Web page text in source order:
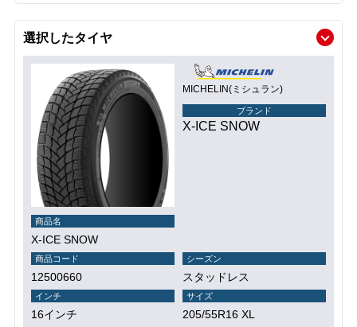
選択したタイヤ
MICHELIN(ミシュラン)
ブランド
X-ICE SNOW
商品名
X-ICE SNOW
商品コード
12500660
シーズン
スタッドレス
インチ
16インチ
サイズ
205/55R16 XL